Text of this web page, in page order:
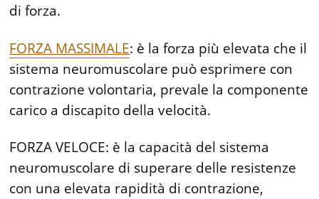
di forza.
FORZA MASSIMALE: è la forza più elevata che il
sistema neuromuscolare può esprimere con
contrazione volontaria, prevale la componente
carico a discapito della velocità.
FORZA VELOCE: è la capacità del sistema
neuromuscolare di superare delle resistenze
con una elevata rapidità di contrazione,